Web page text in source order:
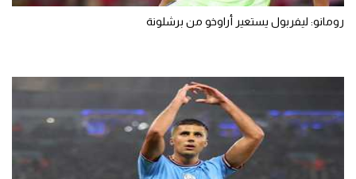
رومانو: ليفربول يستعير أراوخو من برشلونة